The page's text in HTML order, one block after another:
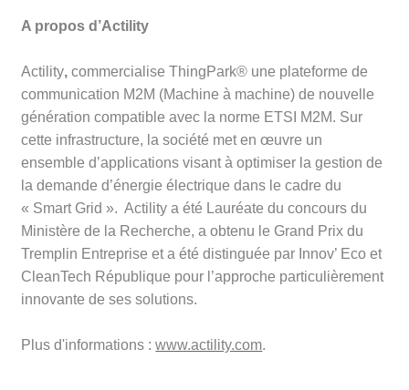
A propos d’Actility
Actility,commercialise ThingPark® une plateforme de
communication M2M (Machine à machine) de nouvelle
génération compatible avec la norme ETSI M2M. Sur
cette infrastructure, la société met en œuvre un
ensemble d’applications visant à optimiser la gestion de
la demande d’énergie électrique dans le cadre du
« Smart Grid ». Actility a été Lauréate du concours du
Ministère de la Recherche, a obtenu le Grand Prix du
Tremplin Entreprise et a été distinguée par Innov’ Eco et
CleanTech République pour l’approche particulièrement
innovante de ses solutions.
Plus d'informations :www.actility.com.